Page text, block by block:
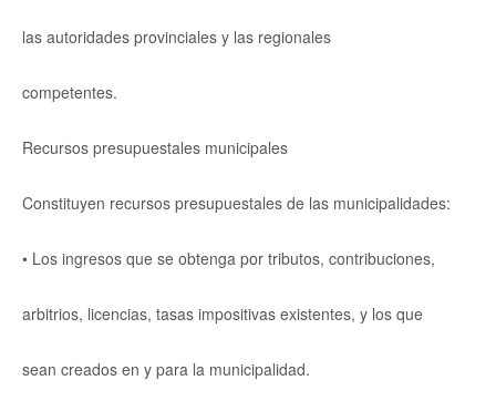
las autoridades provinciales y las regionales
competentes.
Recursos presupuestales municipales
Constituyen recursos presupuestales de las municipalidades:
• Los ingresos que se obtenga por tributos, contribuciones,
arbitrios, licencias, tasas impositivas existentes, y los que
sean creados en y para la municipalidad.